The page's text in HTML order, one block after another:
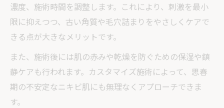
濃度、施術時間を調整します。これにより、刺激を最小
限に抑えつつ、古い角質や毛穴詰まりをやさしくケアで
きる点が大きなメリットです。
また、施術後には肌の赤みや乾燥を防ぐための保湿や鎮
静ケアも行われます。カスタマイズ施術によって、思春
期の不安定なニキビ肌にも無理なくアプローチできま
す。